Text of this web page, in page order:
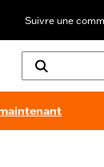
Suivre une